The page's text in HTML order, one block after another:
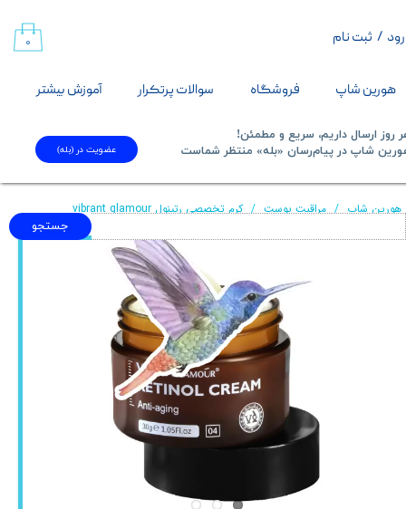
هورین شاپ فروشگاه سوالات پرتکرار آموزش بیشتر
/ ثبت نام
حساب کاربری من
تغییر گذر واژه
خروج از حساب کاربری
۰
جستجو
روز ارسال داریم، سریع و مطمئن!
شاپ در پیام‌رسان «بله» منتظر شماست​​​​​​​
عضویت در (بله)
هورین شاپ مراقبت پوست کرم تخصصی رتینول vibrant glamour